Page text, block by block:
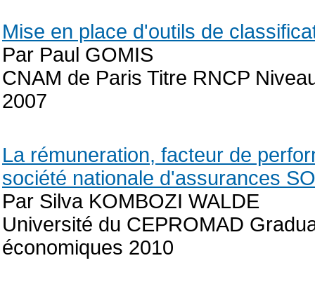
Mise en place d'outils de
Par Paul GOMIS
CNAM de Paris Titre RNCP
2007
La rémuneration, facteur de
société nationale d'assurances
Par Silva KOMBOZI WALDE
Université du CEPROMAD
économiques 2010